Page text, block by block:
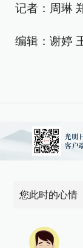
记者：周琳
编辑：谢婷
您此时的心情